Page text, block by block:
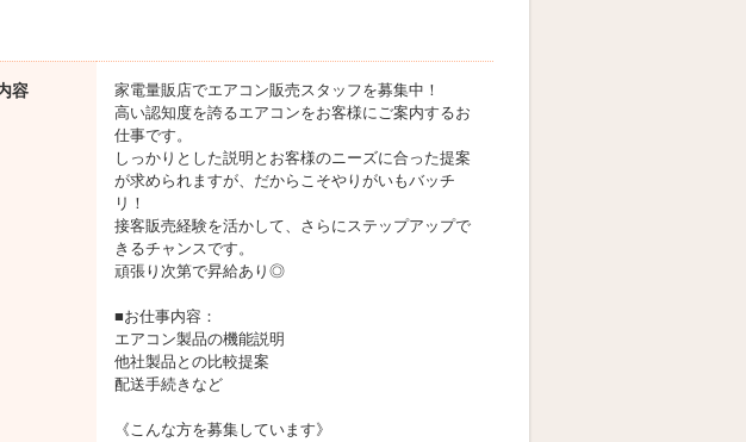
容
家電量販店でエアコン販売スタッフを募集中！
高い認知度を誇るエアコンをお客様にご案内するお
仕事です。
しっかりとした説明とお客様のニーズに合った提案
が求められますが、だからこそやりがいもバッチ
リ！
接客販売経験を活かして、さらにステップアップで
きるチャンスです。
頑張り次第で昇給あり◎
■お仕事内容：
エアコン製品の機能説明
他社製品との比較提案
配送手続きなど
《こんな方を募集しています》